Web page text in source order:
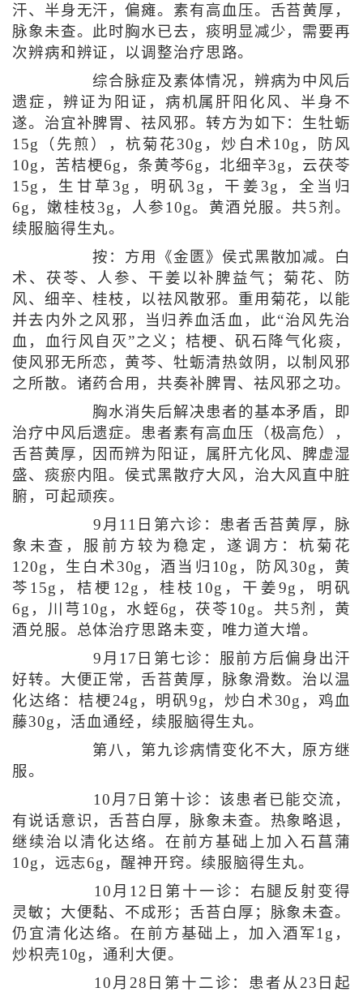
汗、半身无汗，偏瘫。素有高血压。舌苔黄厚，
脉象未查。此时胸水已去，痰明显减少，需要再
次辨病和辨证，以调整治疗思路。
综合脉症及素体情况，辨病为中风后
遗症，辨证为阳证，病机属肝阳化风、半身不
遂。治宜补脾胃、祛风邪。转方为如下：生牡蛎
15g（先煎），杭菊花30g，炒白术10g，防风
10g，苦桔梗6g，条黄芩6g，北细辛3g，云茯苓
15g，生甘草3g，明矾3g，干姜3g，全当归
6g，嫩桂枝3g，人参10g。黄酒兑服。共5剂。
续服脑得生丸。
按：方用《金匮》侯式黑散加减。白
术、茯苓、人参、干姜以补脾益气；菊花、防
风、细辛、桂枝，以祛风散邪。重用菊花，以能
并去内外之风邪，当归养血活血，此“治风先治
血，血行风自灭”之义；桔梗、矾石降气化痰，
使风邪无所恋，黄芩、牡蛎清热敛阴，以制风邪
之所散。诸药合用，共奏补脾胃、祛风邪之功。
胸水消失后解决患者的基本矛盾，即
治疗中风后遗症。患者素有高血压（极高危），
舌苔黄厚，因而辨为阳证，属肝亢化风、脾虚湿
盛、痰瘀内阻。侯式黑散疗大风，治大风直中脏
腑，可起顽疾。
9月11日第六诊：患者舌苔黄厚，脉
象未查，服前方较为稳定，遂调方：杭菊花
120g，生白术30g，酒当归10g，防风30g，黄
芩15g，桔梗12g，桂枝10g，干姜9g，明矾
6g，川芎10g，水蛭6g，茯苓10g。共5剂，黄
酒兑服。总体治疗思路未变，唯力道大增。
9月17日第七诊：服前方后偏身出汗
好转。大便正常，舌苔黄厚，脉象滑数。治以温
化达络：桔梗24g，明矾9g，炒白术30g，鸡血
藤30g，活血通经，续服脑得生丸。
第八，第九诊病情变化不大，原方继
服。
10月7日第十诊：该患者已能交流，
有说话意识，舌苔白厚，脉象未查。热象略退，
继续治以清化达络。在前方基础上加入石菖蒲
10g，远志6g，醒神开窍。续服脑得生丸。
10月12日第十一诊：右腿反射变得
灵敏；大便黏、不成形；舌苔白厚；脉象未查。
仍宜清化达络。在前方基础上，加入酒军1g，
炒枳壳10g，通利大便。
10月28日第十二诊：患者从23日起